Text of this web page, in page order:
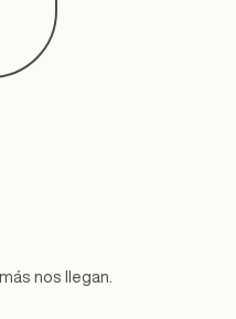
nos llegan.